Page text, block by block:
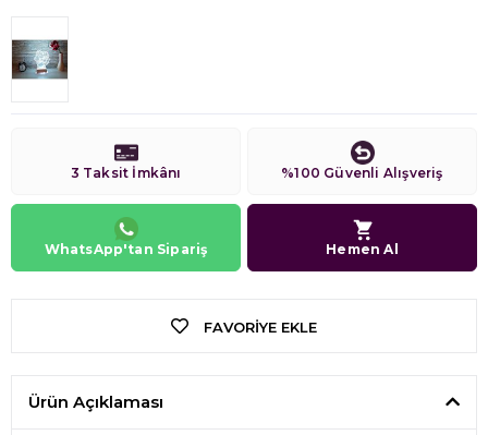
3 Taksit İmkânı %100 Güvenli Alışveriş
WhatsApp'tan Sipariş Hemen Al
FAVORIYE EKLE
Ürün Açıklaması